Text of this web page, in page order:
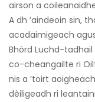
airson a
A dh ’aindeoin sin,
acadaimigeach
Bhòrd Luchd-tadhail
co-cheangailte ri
nis a ’toirt
dèiligeadh ri